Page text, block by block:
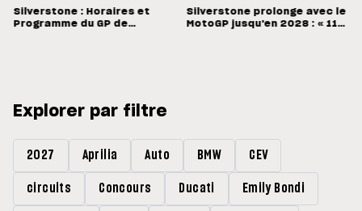
Silverstone : Horaires et
Programme du GP de
Silverstone prolonge avec le
MotoGP jusqu'en 2028 : « 11
Explorer par filtre
2027 Aprilia Auto BMW CEV
circuits Concours Ducati Emily Bondi